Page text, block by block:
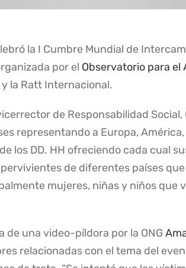
la I Cumbre Mundial de
por el Observatorio para el
la Ratt Internacional.
de Responsabilidad
representando a Europa,
los DD. HH ofreciendo cada cual
de diferentes países
mujeres, niñas y niños que
de una video-píldora por la ONG
relacionadas con el tema del